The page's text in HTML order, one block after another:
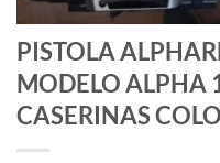
PISTOLA
MODELO ALPHA
CASERINAS